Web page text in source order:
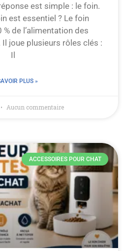
est simple : le foin.
est essentiel ? Le foin
de l’alimentation des
joue plusieurs rôles clés :
Il
PLUS »
Aucun commentaire
ACCESSOIRES POUR CHAT